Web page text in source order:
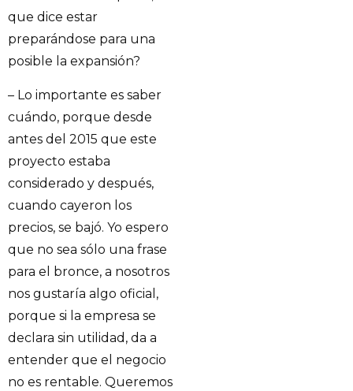
que dice estar
preparándose para una
posible la expansión?
– Lo importante es saber
cuándo, porque desde
antes del 2015 que este
proyecto estaba
considerado y después,
cuando cayeron los
precios, se bajó. Yo espero
que no sea sólo una frase
para el bronce, a nosotros
nos gustaría algo oficial,
porque si la empresa se
declara sin utilidad, da a
entender que el negocio
no es rentable. Queremos